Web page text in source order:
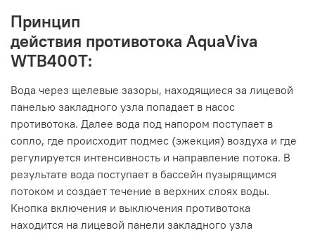
Принцип
действия противотока AquaViva
WTB400T:
Вода через щелевые зазоры, находящиеся за лицевой
панелью закладного узла попадает в насос
противотока. Далее вода под напором поступает в
сопло, где происходит подмес (эжекция) воздуха и где
регулируется интенсивность и направление потока. В
результате вода поступает в бассейн пузырящимся
потоком и создает течение в верхних слоях воды.
Кнопка включения и выключения противотока
находится на лицевой панели закладного узла